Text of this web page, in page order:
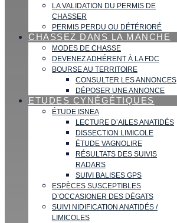
LA VALIDATION DU PERMIS DE
CHASSER
PERMIS PERDU OU DÉTÉRIORÉ
CHASSEZ DANS LA MANCHE
MODES DE CHASSE
DEVENEZ ADHÉRENT À LA FDC
BOURSE AU TERRITOIRE
CONSULTER LES ANNONCES
DÉPOSER UNE ANNONCE
ETUDES CYNÉGÉTIQUES
ÉTUDE ISNEA
LECTURE D’AILES ANATIDÉS
DISSECTION LIMICOLE
ÉTUDE VAGNOLIRE
RÉSULTATS DES SUIVIS
RADARS
SUIVI BALISES GPS
ESPÈCES SUSCEPTIBLES
D’OCCASIONER DES DÉGATS
SUIVI NIDIFICATION ANATIDÉS /
LIMICOLES